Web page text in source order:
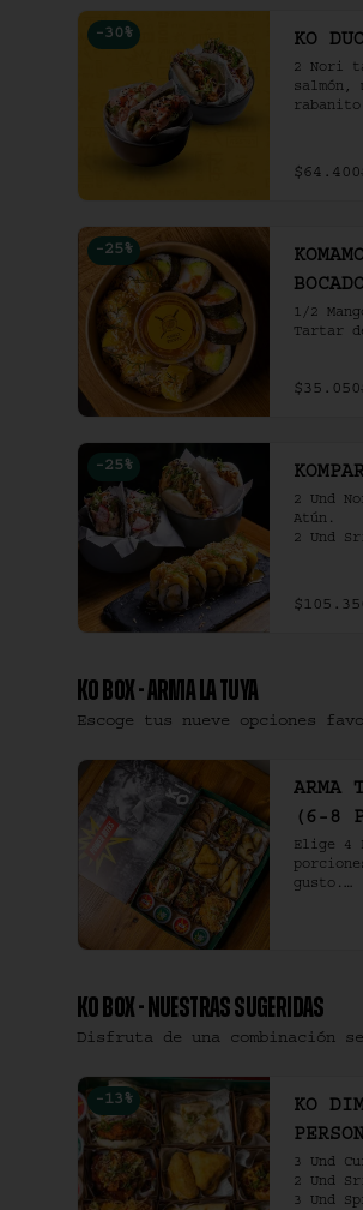
-30 % KO
2 Nori
salmón,
de
bao buns.
$64.400
-25 %
1/2
Tartar
$35.050
-25 %
2 Und
Atún.
2 Und
KO BOX - ARMA LA TUYA
Escoge tus nueve opciones
ARMA
(6-8
Elige 4
gusto.
KO BOX - NUESTRAS SUGERIDAS
Disfruta de una combinación
-13 %
KO
3 Und
2 Und
3 Und